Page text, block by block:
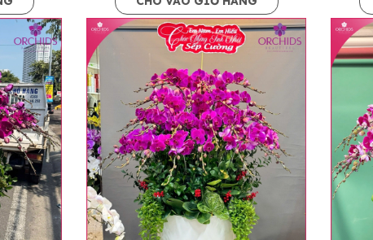
được phối ghép từ nhiều cây hoa và tạo dáng hoàn toàn
lan còn phụ thuộc theo mùa và điều kiện khách quan,
hoa và cách trang trí.
được thực hiện dựa trên mẫu đã chọn với mức độ giống
trang trí chúng tôi sẽ chủ động liên lạc với khách hàng
đổi. Trường hợp không đủ thời gian hoặc không liên